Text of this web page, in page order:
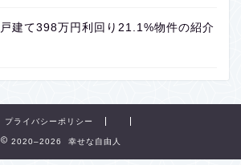
建て398万円利回り21.1%物件の紹介
プライバシーポリシー
2020–2026 幸せな自由人